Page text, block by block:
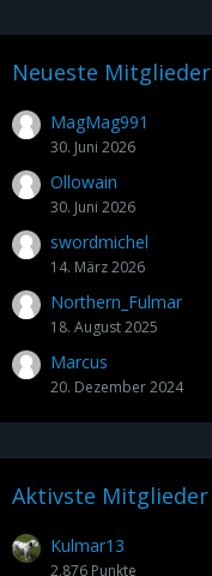
Neueste Mitglieder
MagMag991
30. Juni 2026
Ollowain
30. Juni 2026
swordmichel
14. März 2026
Northern_Fulmar
18. August 2025
Marcus
20. Dezember 2024
Aktivste Mitglieder
Kulmar13
2.876 Punkte